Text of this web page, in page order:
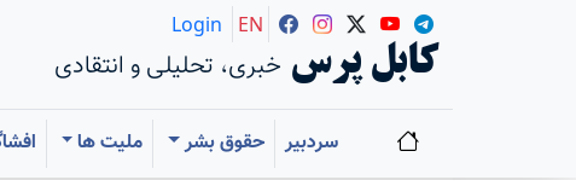
کابل پرس خبری، تحلیلی و انتقادی
Login EN
سردبیر حقوق بشر ملیت ها